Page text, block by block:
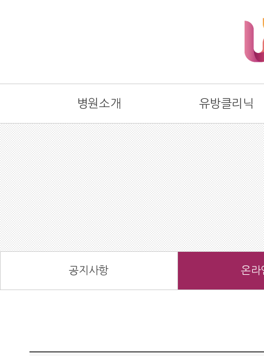
병원소개 유방클리닉
공지사항 온라